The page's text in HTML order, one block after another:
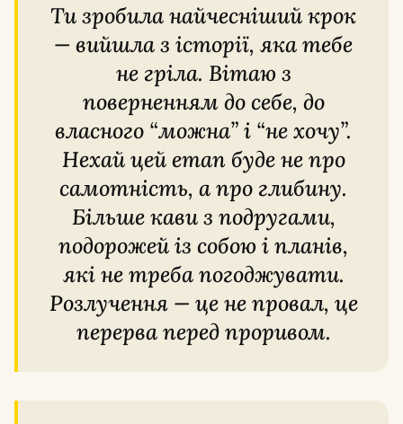
Ти зробила найчесніший крок
— вийшла з історії, яка тебе
не гріла. Вітаю з
поверненням до себе, до
власного “можна” і “не хочу”.
Нехай цей етап буде не про
самотність, а про глибину.
Більше кави з подругами,
подорожей із собою і планів,
які не треба погоджувати.
Розлучення — це не провал, це
перерва перед проривом.